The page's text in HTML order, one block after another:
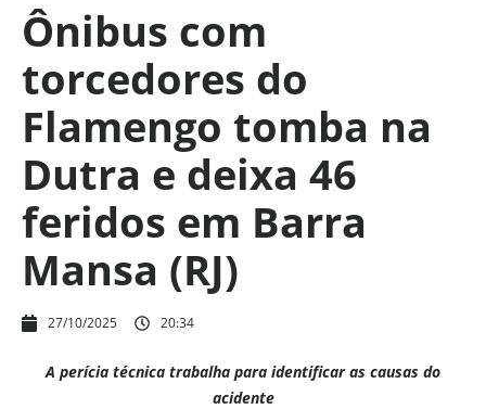
Ônibus com
torcedores do
Flamengo tomba na
Dutra e deixa 46
feridos em Barra
Mansa (RJ)
27/10/2025 20:34
A perícia técnica trabalha para identificar as causas do
acidente